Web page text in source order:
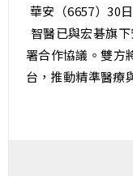
華安（6657）30
智醫已與宏碁旗
署合作協議。雙方
台，推動精準醫療